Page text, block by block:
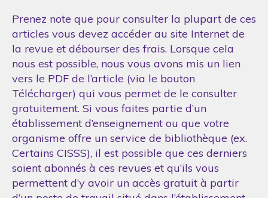
Prenez note que pour consulter la plupart de ces
articles vous devez accéder au site Internet de
la revue et débourser des frais. Lorsque cela
nous est possible, nous vous avons mis un lien
vers le PDF de l’article (via le bouton
Télécharger) qui vous permet de le consulter
gratuitement. Si vous faites partie d’un
établissement d’enseignement ou que votre
organisme offre un service de bibliothèque (ex.
Certains CISSS), il est possible que ces derniers
soient abonnés à ces revues et qu’ils vous
permettent d’y avoir un accès gratuit à partir